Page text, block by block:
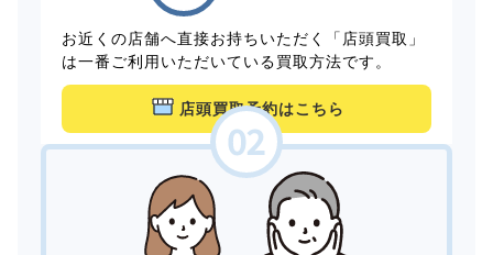
お近くの店舗へ直接お持ちいただく「店頭買取」
は一番ご利用いただいている買取方法です。
店頭買取予約はこちら